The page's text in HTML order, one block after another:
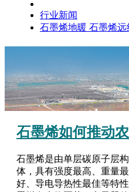
行业新闻
石墨烯地暖 石墨烯远
石墨烯如何推动
石墨烯是由单层碳原子层
体，具有强度最高、重量
好、导电导热性最佳等特